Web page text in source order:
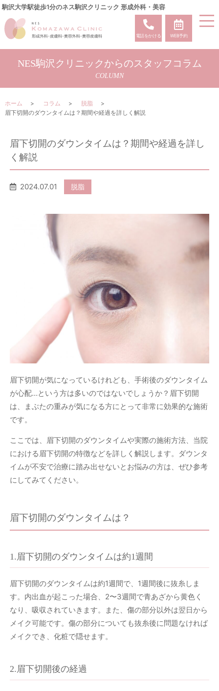
駒沢大学駅徒歩1分のネス駒沢クリニック 形成外科・美容
電話をかける WEB予約
NES駒沢クリニックからのスタッフコラム
COLUMN
ホーム コラム
脱脂
眉下切開のダウンタイムは？期間や経過を詳しく解説
眉下切開のダウンタイムは？期間や経過を詳し
く解説
2024.07.01 脱脂
眉下切開が気になっているけれども、手術後のダウンタイム
が心配…という方は多いのではないでしょうか？眉下切開
は、まぶたの重みが気になる方にとって非常に効果的な施術
です。
ここでは、眉下切開のダウンタイムや実際の施術方法、当院
における眉下切開の特徴などを詳しく解説します。ダウンタ
イムが不安で治療に踏み出せないとお悩みの方は、ぜひ参考
にしてみてください。
眉下切開のダウンタイムは？
1.眉下切開のダウンタイムは約1週間
眉下切開のダウンタイムは約1週間で、1週間後に抜糸しま
す。内出血が起こった場合、2〜3週間で青あざから黄色く
なり、吸収されていきます。また、傷の部分以外は翌日から
メイク可能です。傷の部分についても抜糸後に問題なければ
メイクでき、化粧で隠せます。
2.眉下切開後の経過